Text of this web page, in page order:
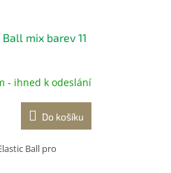
mix barev 11
- ihned k odeslání
Do košíku
Ball pro